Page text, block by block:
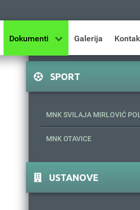
Dokumenti Galerija
SPORT
MNK SVILAJA MIRLOVIĆ
MNK OTAVICE
USTANOVE